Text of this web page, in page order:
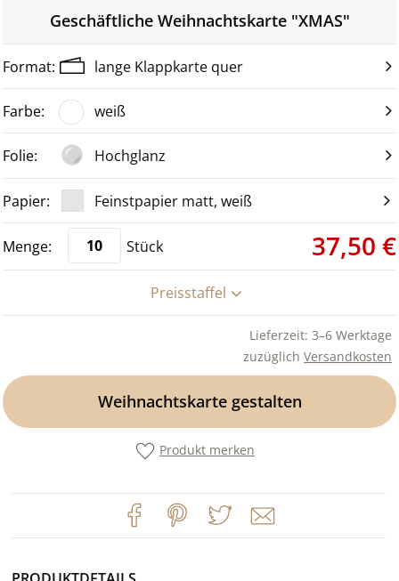
Geschäftliche Weihnachtskarte "XMAS"
lange Klappkarte quer
weiß
Hochglanz
Feinstpapier matt, weiß
Stück 37,50 €
Preisstaffel
Lieferzeit: 3–6 Werktage
zuzüglich Versandkosten
Weihnachtskarte gestalten
Produkt merken